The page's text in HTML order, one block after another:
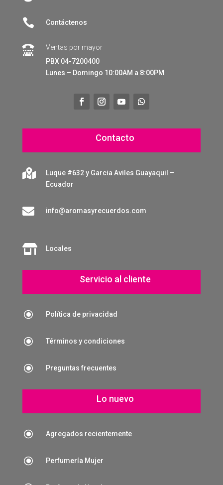
 Contáctenos

Ventas por mayor
PBX 04-7200400
Lunes – Domingo 10:00AM a 8:00PM
Contacto

Luque #632 y Garcia Aviles Guayaquil –
Ecuador
 info@aromasyrecuerdos.com
 Locales
Servicio al cliente
\ Política de privacidad
\ Términos y condiciones
\ Preguntas frecuentes
Lo nuevo
\ Agregados recientemente
\ Perfumería Mujer